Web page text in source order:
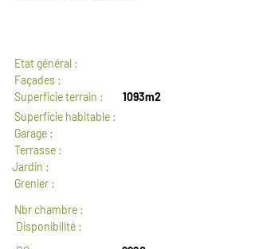
Etat général :
Façades :
Superficie terrain :
1093m2
Superficie habitable :
Garage :
Terrasse :
Jardin :
Grenier :
Nbr chambre :
Disponibilité :